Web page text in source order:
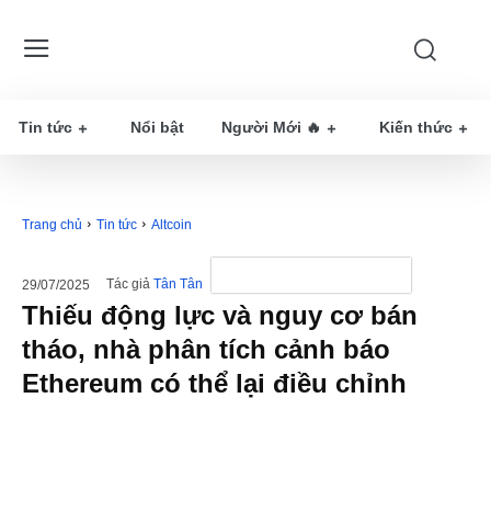
Tin tức Nổi bật Người Mới 🔥 Kiến thức
Trang chủ Tin tức Altcoin
29/07/2025 Tác giả Tân Tân
Thiếu động lực và nguy cơ bán
tháo, nhà phân tích cảnh báo
Ethereum có thể lại điều chỉnh